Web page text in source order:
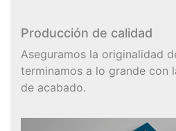
Producción de calidad
Aseguramos la originalidad
terminamos a lo grande con
de acabado.